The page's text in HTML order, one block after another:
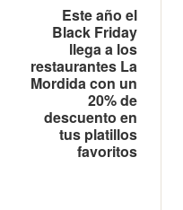
Este año el
Black Friday
llega a los
restaurantes La
Mordida con un
20% de
descuento en
tus platillos
favoritos